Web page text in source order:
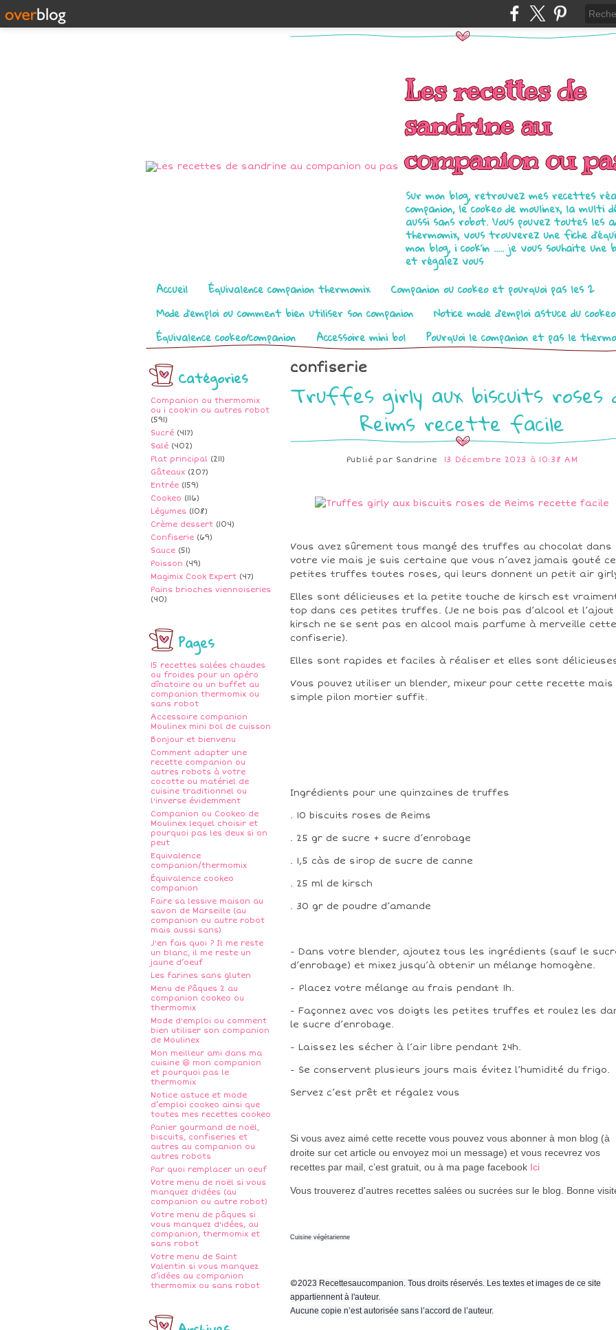
Les recettes de
sandrine au
companion ou
Sur mon blog, retrouvez mes recettes
companion, le cookeo de moulinex, la multi
aussi sans robot. Vous pouvez toutes les
thermomix, vous trouverez une fiche
mon blog, i cook'in ..... je vous souhaite une
et régalez vous
Pages
Accueil Équivalence companion thermomix
Companion ou cookeo et pourquoi pas les 2
Mode d’emploi ou comment bien utiliser son companion
Notice mode d’emploi astuce du
Équivalence cookeo/companion
Accessoire mini bol Pourquoi le companion et pas le
Catégories
Companion ou thermomix
ou i cook'in ou autres robot
(591)
Sucré (417)
Salé (402)
Plat principal (211)
Gâteaux (207)
Entrée (159)
Cookeo (116)
Légumes (108)
Crème dessert (104)
Confiserie (69)
Sauce (51)
Poisson (49)
Magimix Cook Expert (47)
Pains brioches viennoiseries
(40)
Pages
15 recettes salées chaudes
ou froides pour un apéro
dînatoire ou un buffet au
companion thermomix ou
sans robot
Accessoire companion
Moulinex mini bol de cuisson
Bonjour et bienvenu
Comment adapter une
recette companion ou
autres robots à votre
cocotte ou matériel de
cuisine traditionnel ou
l'inverse évidemment
Companion ou Cookeo de
Moulinex lequel choisir et
pourquoi pas les deux si on
peut
Equivalence
companion/thermomix
Équivalence cookeo
companion
Faire sa lessive maison au
savon de Marseille (au
companion ou autre robot
mais aussi sans)
J'en fais quoi ? Il me reste
un blanc, il me reste un
jaune d’oeuf
Les farines sans gluten
Menu de Pâques 2 au
companion cookeo ou
thermomix
Mode d'emploi ou comment
bien utiliser son companion
de Moulinex
Mon meilleur ami dans ma
cuisine 😆 mon companion
et pourquoi pas le
thermomix
Notice astuce et mode
d’emploi cookeo ainsi que
toutes mes recettes cookeo
Panier gourmand de noël,
biscuits, confiseries et
autres au companion ou
autres robots
Par quoi remplacer un oeuf
Votre menu de noël si vous
manquez d'idées (au
companion ou autre robot)
Votre menu de pâques si
vous manquez d'idées, au
companion, thermomix et
sans robot
Votre menu de Saint
Valentin si vous manquez
d’idées au companion
thermomix ou sans robot
confiserie
Truffes girly aux biscuits roses
Reims recette facile
Publié par Sandrine 13 Décembre 2023 à 10:38 AM
Vous avez sûrement tous mangé des truffes au chocolat dans
votre vie mais je suis certaine que vous n’avez jamais gouté
petites truffes toutes roses, qui leurs donnent un petit air
Elles sont délicieuses et la petite touche de kirsch est
top dans ces petites truffes. (Je ne bois pas d’alcool et l’ajout
kirsch ne se sent pas en alcool mais parfume à merveille cette
confiserie).
Elles sont rapides et faciles à réaliser et elles sont
Vous pouvez utiliser un blender, mixeur pour cette recette mais
simple pilon mortier suffit.
Ingrédients pour une quinzaines de truffes
. 10 biscuits roses de Reims
. 25 gr de sucre + sucre d’enrobage
. 1,5 càs de sirop de sucre de canne
. 25 ml de kirsch
. 30 gr de poudre d’amande
- Dans votre blender, ajoutez tous les ingrédients (sauf le
d’enrobage) et mixez jusqu’à obtenir un mélange homogène.
- Placez votre mélange au frais pendant 1h.
- Façonnez avec vos doigts les petites truffes et roulez les
le sucre d’enrobage.
- Laissez les sécher à l’air libre pendant 24h.
- Se conservent plusieurs jours mais évitez l’humidité du frigo.
Servez c’est prêt et régalez vous
Si vous avez aimé cette recette vous pouvez vous abonner à mon blog (à
droite sur cet article ou envoyez moi un message) et vous recevrez vos
recettes par mail, c’est gratuit , ou à ma page facebook Ici
Vous trouverez d'autres recettes salées ou sucrées sur le blog. Bonne
Cuisine végétarienne
©2023 Recettesaucompanion. Tous droits réservés. Les textes et images de ce site
appartiennent à l'auteur.
Aucune copie n’est autorisée sans l’accord de l’auteur.